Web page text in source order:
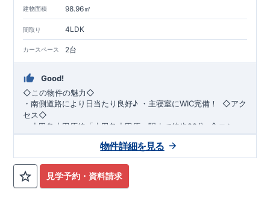
建物面積 98.96㎡
間取り 4LDK
カースペース 2台
Good!
◇この物件の魅力◇
・南側道路により日当たり良好♪ ・ 主寝室にWIC完備！ ​ ​◇アク
セス◇
・小田急小田原線 「小田急小田原」駅まで徒歩22分
◇ロケー
ション◇
・相模原市立若草小学校 徒歩11分 ・相模原市立若草
中学校 徒歩5分 ・sanwa相模台店
徒歩9分 ​・セブンイレブン相模原相模台店 徒歩4分
◇ブルーミングガーデンのこだわり◇
見学予約・資料請求
物件詳細を見る